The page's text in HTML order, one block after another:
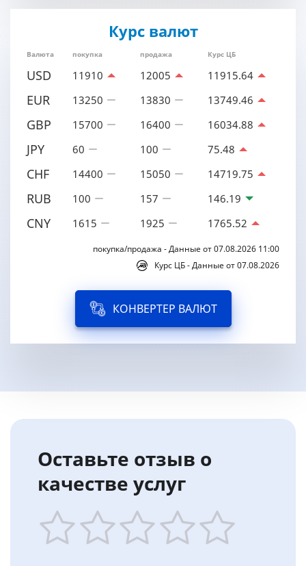
Курс валют
Валюта покупка продажа Курс ЦБ
USD 11910 12005 11915.64
EUR 13250 13830 13749.46
GBP 15700 16400 16034.88
JPY 60 100 75.48
CHF 14400 15050 14719.75
RUB 100 157 146.19
CNY 1615 1925 1765.52
покупка/продажа - Данные от 07.08.2026 11:00
Курс ЦБ - Данные от 07.08.2026
КОНВЕРТЕР ВАЛЮТ
Оставьте отзыв о
качестве услуг